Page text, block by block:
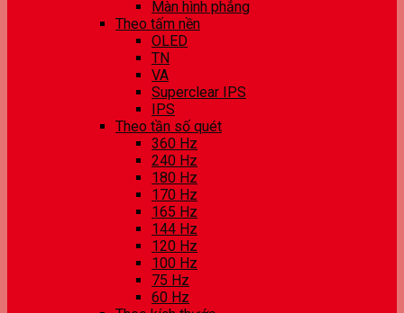
Màn hình phẳng
Theo tấm nền
OLED
TN
VA
Superclear IPS
IPS
Theo tần số quét
360 Hz
240 Hz
180 Hz
170 Hz
165 Hz
144 Hz
120 Hz
100 Hz
75 Hz
60 Hz